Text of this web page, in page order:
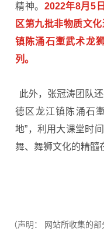
精神。 2022年8月5
区第九批非物质文
镇陈涌石壍武术龙
列。
此外，张冠涛团队
德区龙江镇陈涌石
地”，利用大课堂时
舞、舞狮文化的精髓
（声明： 网站所收集的